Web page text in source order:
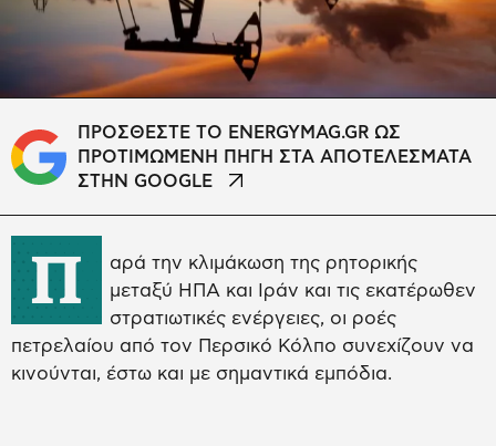
ΠΡΟΣΘΕΣΤΕ ΤΟ ENERGYMAG.GR ΩΣ
ΠΡΟΤΙΜΩΜΕΝΗ ΠΗΓΗ ΣΤΑ ΑΠΟΤΕΛΕΣΜΑΤΑ
ΣΤΗΝ GOOGLE
Π
αρά την κλιμάκωση της ρητορικής
μεταξύ ΗΠΑ και Ιράν και τις εκατέρωθεν
στρατιωτικές ενέργειες, οι ροές
πετρελαίου από τον Περσικό Κόλπο συνεχίζουν να
κινούνται, έστω και με σημαντικά εμπόδια.